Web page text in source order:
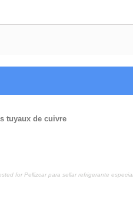
tuyaux de cuivre
forPellizcar para sellar refrigerante